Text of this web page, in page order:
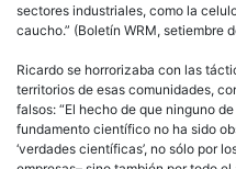
sectores industriales, como la
caucho.” (Boletín WRM, setiembre
Ricardo se horrorizaba con las
territorios de esas comunidades,
falsos: “El hecho de que ninguno
fundamento científico no ha sido
‘verdades científicas’, no sólo por